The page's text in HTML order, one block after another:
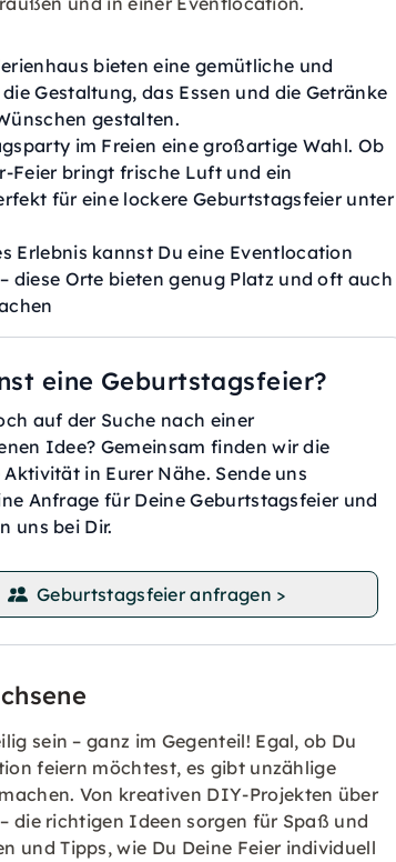
bieten eine gemütliche und
Gestaltung, das Essen und die Getränke
gestalten.
im Freien eine großartige Wahl. Ob
Feier bringt frische Luft und ein
für eine lockere Geburtstagsfeier unter
Erlebnis kannst Du eine Eventlocation
diese Orte bieten genug Platz und oft auch
eine Geburtstagsfeier?
auf der Suche nach einer
Idee? Gemeinsam finden wir die
Aktivität in Eurer Nähe. Sende uns
Anfrage für Deine Geburtstagsfeier und
uns bei Dir.
Geburtstagsfeier anfragen >
sein – ganz im Gegenteil! Egal, ob Du
feiern möchtest, es gibt unzählige
Von kreativen DIY-Projekten über
die richtigen Ideen sorgen für Spaß und
und Tipps, wie Du Deine Feier individuell